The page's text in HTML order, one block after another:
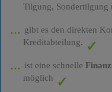
Tilgung, Sondertilgung
gibt es den direkten
Kreditabteilung.
ist eine schnelle
möglich